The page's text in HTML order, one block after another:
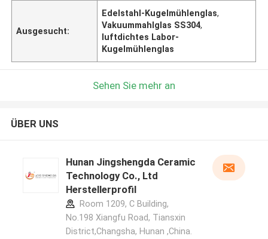
Ausgesucht:
Edelstahl-Kugelmühlenglas,
Vakuummahlglas SS304,
luftdichtes Labor-
Kugelmühlenglas
Sehen Sie mehr an
ÜBER UNS
Hunan Jingshengda Ceramic
Technology Co., Ltd
Herstellerprofil
Room 1209, C Building,
No.198 Xiangfu Road, Tiansxin
District,Changsha, Hunan ,China.